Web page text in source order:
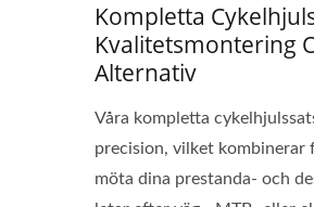
Kompletta
Kvalitetsmontering
Alternativ
Våra kompletta
precision, vilket kombinerar
möta dina prestanda- och